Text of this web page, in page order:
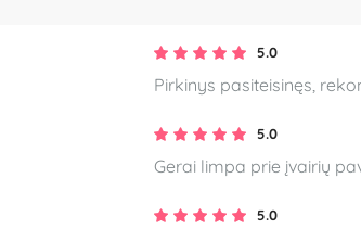
5.0
Pirkinys pasiteisinęs,
5.0
Gerai limpa prie įvairių
5.0